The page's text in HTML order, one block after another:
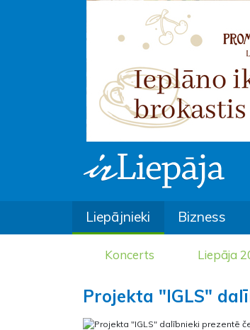
Liepājnieki Bizness
Koncerts Liepāja
Projekta "IGLS"